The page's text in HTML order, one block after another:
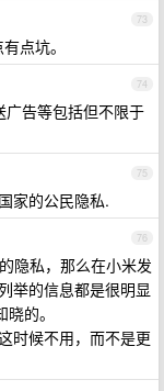
73
点坑。
74
广告等包括但不限于
75
家的公民隐私.
76
隐私，那么在小米发
举的信息都是很明显
的。
时候不用，而不是更